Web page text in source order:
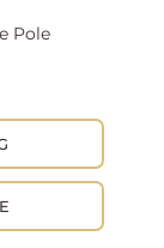
Pole